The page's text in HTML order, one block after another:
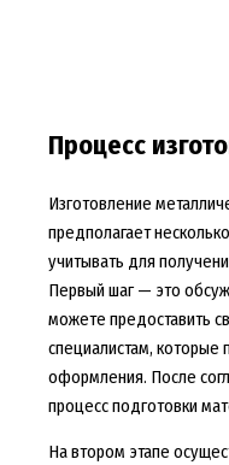
Процесс
Изготовление
предполагает
учитывать для
Первый шаг — это
можете предоставить
специалистам, которые
оформления. После
процесс подготовки
На втором этапе